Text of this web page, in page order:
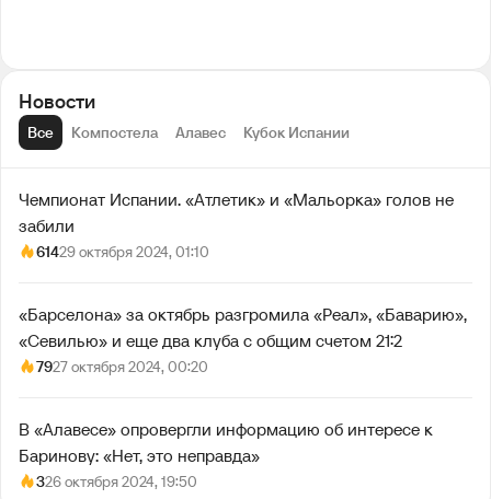
Новости
Все Компостела Алавес Кубок Испании
Чемпионат Испании. «Атлетик» и «Мальорка» голов не
забили
61429 октября 2024, 01:10
«Барселона» за октябрь разгромила «Реал», «Баварию»,
«Севилью» и еще два клуба с общим счетом 21:2
7927 октября 2024, 00:20
В «Алавесе» опровергли информацию об интересе к
Баринову: «Нет, это неправда»
326 октября 2024, 19:50